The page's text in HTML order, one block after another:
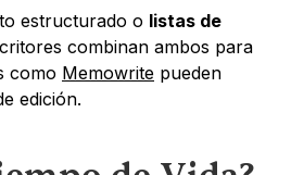
estructurado o listas de
combinan ambos para
como Memowrite pueden
edición.